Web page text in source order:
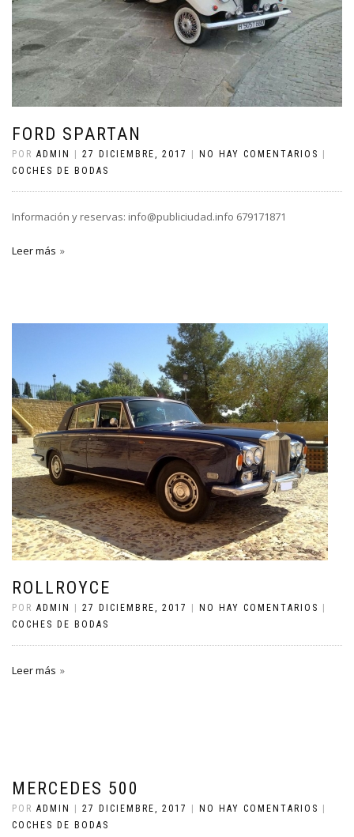
FORD SPARTAN
POR ADMIN 27 DICIEMBRE, 2017 NO HAY COMENTARIOS
COCHES DE BODAS
Información y reservas: info@publiciudad.info 679171871
Leer más
ROLLROYCE
POR ADMIN 27 DICIEMBRE, 2017 NO HAY COMENTARIOS
COCHES DE BODAS
Leer más
MERCEDES 500
POR ADMIN 27 DICIEMBRE, 2017 NO HAY COMENTARIOS
COCHES DE BODAS